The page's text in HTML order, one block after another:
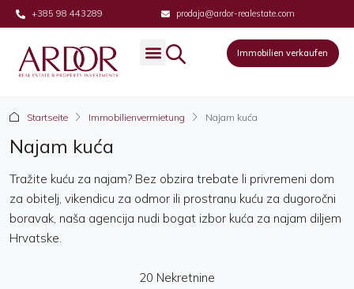
+385 98 443289 prodaja@ardor-realestate.com
Immobilien verkaufen
Startseite Immobilienvermietung Najam kuća
Najam kuća
Tražite kuću za najam? Bez obzira trebate li privremeni dom
za obitelj, vikendicu za odmor ili prostranu kuću za dugoročni
boravak, naša agencija nudi bogat izbor kuća za najam diljem
Hrvatske.
20 Nekretnine